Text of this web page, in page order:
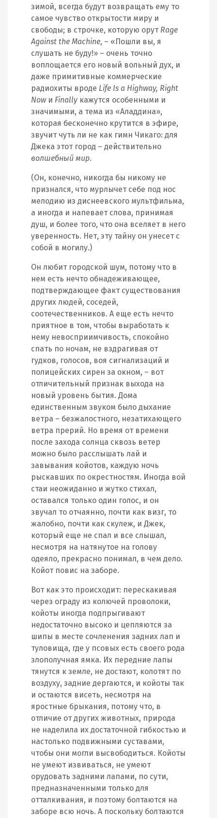
зимой, всегда будут возвращать ему то
самое чувство открытости миру и
свободы; в строчке, которую орут Rage
Against the Machine, – «Пошли вы, я
слушать не буду!» – очень точно
воплощается его новый вольный дух, и
даже примитивные коммерческие
радиохиты вроде Life Is a Highway, Right
Now и Finally кажутся особенными и
значимыми, а тема из «Аладдина»,
которая бесконечно крутится в эфире,
звучит чуть ли не как гимн Чикаго: для
Джека этот город – действительно
волшебный мир.
(Он, конечно, никогда бы никому не
признался, что мурлычет себе под нос
мелодию из диснеевского мультфильма,
а иногда и напевает слова, принимая
душ, и более того, что она вселяет в него
уверенность. Нет, эту тайну он унесет с
собой в могилу.)
Он любит городской шум, потому что в
нем есть нечто обнадеживающее,
подтверждающее факт существования
других людей, соседей,
соотечественников. А еще есть нечто
приятное в том, чтобы выработать к
нему невосприимчивость, спокойно
спать по ночам, не вздрагивая от
гудков, голосов, воя сигнализаций и
полицейских сирен за окном, – вот
отличительный признак выхода на
новый уровень бытия. Дома
единственным звуком было дыхание
ветра – безжалостного, незатихающего
ветра прерий. Но время от времени
после захода солнца сквозь ветер
можно было расслышать лай и
завывания койотов, каждую ночь
рыскавших по окрестностям. Иногда вой
стаи неожиданно и жутко стихал,
оставался только один голос, и он
звучал то отчаянно, почти как визг, то
жалобно, почти как скулеж, и Джек,
который еще не спал и все слышал,
несмотря на натянутое на голову
одеяло, прекрасно понимал, в чем дело.
Койот повис на заборе.
Вот как это происходит: перескакивая
через ограду из колючей проволоки,
койоты иногда подпрыгивают
недостаточно высоко и цепляются за
шипы в месте сочленения задних лап и
туловища, где у псовых есть своего рода
злополучная ямка. Их передние лапы
тянутся к земле, не достают, колотят по
воздуху, задние дергаются, и койоты так
и остаются висеть, несмотря на
яростные брыкания, потому что, в
отличие от других животных, природа
не наделила их достаточной гибкостью и
настолько подвижными суставами,
чтобы они могли высвободиться. Койоты
не умеют извиваться, не умеют
орудовать задними лапами, по сути,
предназначенными только для
отталкивания, и поэтому болтаются на
заборе всю ночь. А поскольку болтаются